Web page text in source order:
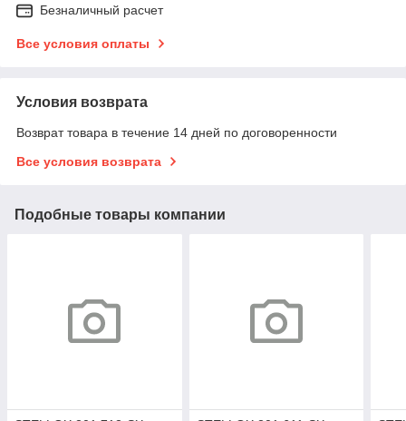
Безналичный расчет
Все условия оплаты
Условия возврата
Возврат товара в течение 14 дней по договоренности
Все условия возврата
Подобные товары компании